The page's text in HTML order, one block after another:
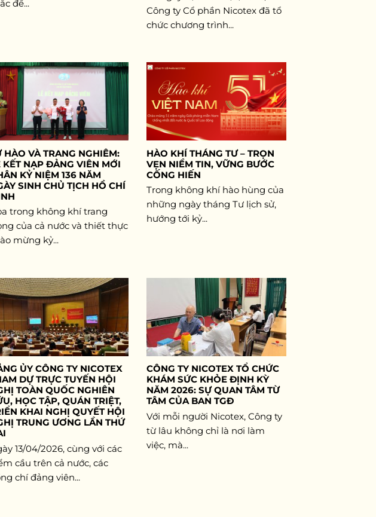
để...
Công ty Cổ phần Nicotex đã tổ
chức chương trình...
HÀO VÀ TRANG NGHIÊM:
KẾT NẠP ĐẢNG VIÊN MỚI
KỶ NIỆM 136 NĂM
SINH CHỦ TỊCH HỒ CHÍ
trong không khí trang
của cả nước và thiết thực
mừng kỷ...
HÀO KHÍ THÁNG TƯ – TRỌN
VẸN NIỀM TIN, VỮNG BƯỚC
CỐNG HIẾN
Trong không khí hào hùng của
những ngày tháng Tư lịch sử,
hướng tới kỷ...
ỦY CÔNG TY NICOTEX
DỰ TRỰC TUYẾN HỘI
TOÀN QUỐC NGHIÊN
HỌC TẬP, QUÁN TRIỆT,
KHAI NGHỊ QUYẾT HỘI
TRUNG ƯƠNG LẦN THỨ
13/04/2026, cùng với các
cầu trên cả nước, các
chí đảng viên...
CÔNG TY NICOTEX TỔ CHỨC
KHÁM SỨC KHỎE ĐỊNH KỲ
NĂM 2026: SỰ QUAN TÂM TỪ
TÂM CỦA BAN TGĐ
Với mỗi người Nicotex, Công ty
từ lâu không chỉ là nơi làm
việc, mà...